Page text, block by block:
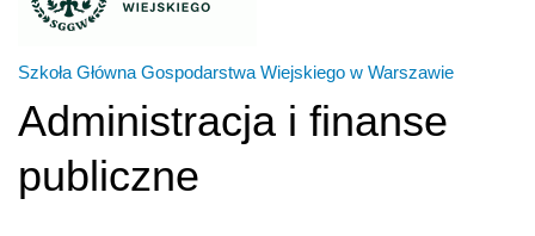
Szkoła Główna Gospodarstwa Wiejskiego w Warszawie
Administracja i finanse
publiczne